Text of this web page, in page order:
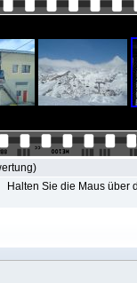
Halten Sie die Maus über